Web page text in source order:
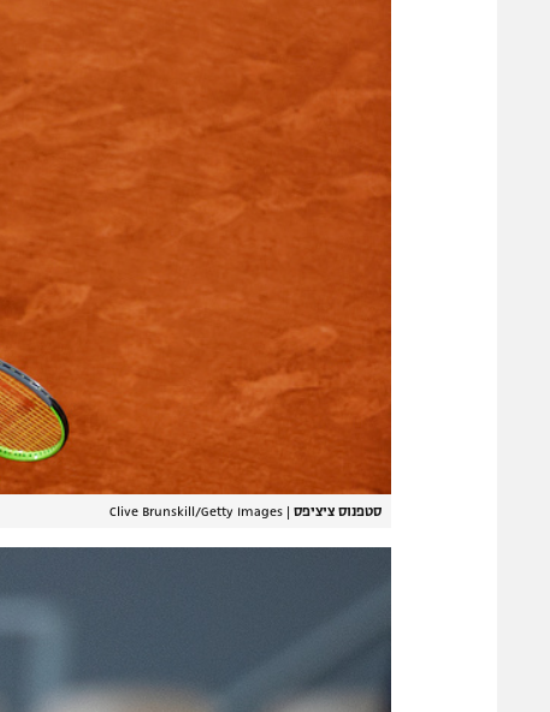
סטפנוס ציציפס Clive Brunskill/Getty Images